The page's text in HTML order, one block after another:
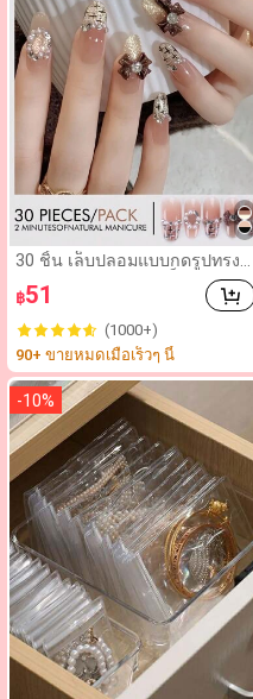
30 ชิ้น เล็บปลอมแบบกดรูปทรงอั
ลมอนด์ขนาดกลาง, เล็บปลอมลา
ยโบว์มุกสีตัดกันสไตล์ญี่ปุ่นและเ
กาหลีหวานและเท่สำหรับผู้หญิง,
จับคู่กับกาวเจลลี่และแถบขัด, เห
มาะสำหรับงานปาร์ตี้และการเต้
นรำของผู้หญิง
฿51
(1000+)
90+ ขายหมดเมื่อเร็วๆ นี้
-10%